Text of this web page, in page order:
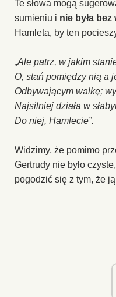
Te słowa mogą
sumieniu i nie była bez
Hamleta, by ten
„Ale patrz, w jakim
O, stań pomiędzy nią a
Odbywającym walkę;
Najsilniej działa w
Do niej, Hamlecie”.
Widzimy, że pomimo
Gertrudy nie było
pogodzić się z tym, że ją